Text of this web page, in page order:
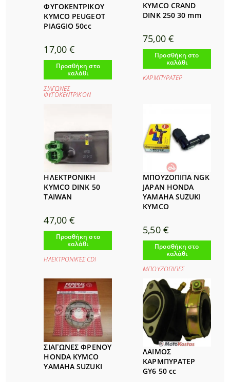
ΦΥΓΟΚΕΝΤΡΙΚΟΥ
KYMCO PEUGEOT
PIAGGIO 50cc
17,00€
Προσθήκη στο
καλάθι
ΣΙΑΓΩΝΕΣ
ΦΥΓΟΚΕΝΤΡΙΚΟΝ
KYMCO CRAND
DINK 250 30 mm
75,00 €
Προσθήκη στο
καλάθι
ΚΑΡΜΠΥΡΑΤΕΡ
ΗΛΕΚΤΡΟΝΙΚΗ
KYMCO DINK 50
TAIWAN
47,00€
Προσθήκη στο
καλάθι
ΗΛΕΚΤΡΟΝΙΚΈΣ CDI
ΜΠΟΥΖΟΠΙΠΑ NGK
JAPAN HONDA
YAMAHA SUZUKI
KYMCO
5,50 €
Προσθήκη στο
καλάθι
ΜΠΟΥΖΟΠΙΠΕΣ
ΣΙΑΓΩΝΕΣ ΦΡΕΝΟΥ
HONDA KYMCO
YAMAHA SUZUKI
ΛΑΙΜΟΣ
ΚΑΡΜΠΥΡΑΤΕΡ
GY6 50 cc